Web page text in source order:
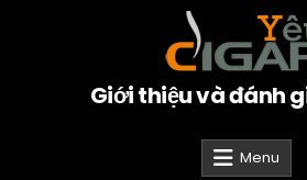
Giới thiệu và đánh
Menu